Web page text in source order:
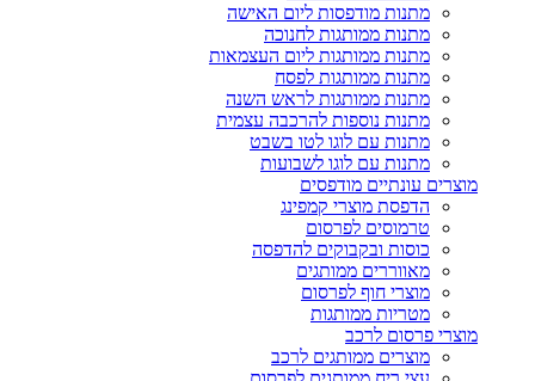
מתנות מודפסות ליום האישה
מתנות ממותגות לחנוכה
מתנות ממותגות ליום העצמאות
מתנות ממותגות לפסח
מתנות ממותגות לראש השנה
מתנות נוספות להרכבה עצמית
מתנות עם לוגו לטו בשבט
מתנות עם לוגו לשבועות
מוצרים עונתיים מודפסים
הדפסת מוצרי קמפינג
טרמוסים לפרסום
כוסות ובקבוקים להדפסה
מאווררים ממותגים
מוצרי חוף לפרסום
מטריות ממותגות
מוצרי פרסום לרכב
מוצרים ממותגים לרכב